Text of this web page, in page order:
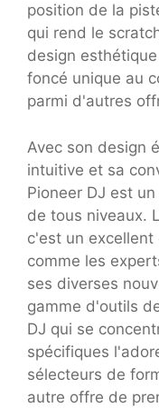
position de la
qui rend le
design
foncé unique au
parmi d'autres
Avec son design
intuitive et sa
Pioneer DJ est
de tous niveaux.
c'est un
comme les
ses diverses
gamme d'outils
DJ qui se
spécifiques
sélecteurs de
autre offre de